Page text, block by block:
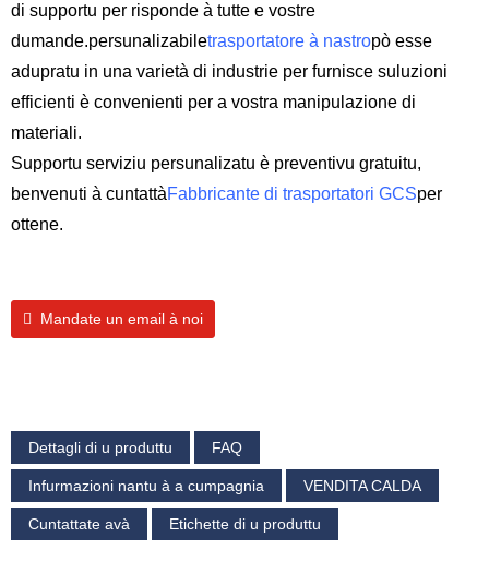
di supportu per risponde à tutte e vostre
dumande.persunalizabiletrasportatore à nastropò esse
adupratu in una varietà di industrie per furnisce suluzioni
efficienti è convenienti per a vostra manipulazione di
materiali.
Supportu serviziu persunalizatu è preventivu gratuitu,
benvenuti à cuntattàFabbricante di trasportatori GCSper
ottene.
Mandate un email à noi
Dettagli di u produttu FAQ
Infurmazioni nantu à a cumpagnia VENDITA CALDA
Cuntattate avà Etichette di u produttu